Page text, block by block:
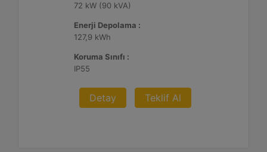
72 kW (90 kVA)
Enerji Depolama :
127,9 kWh
Koruma Sınıfı :
IP55
Detay Teklif Al